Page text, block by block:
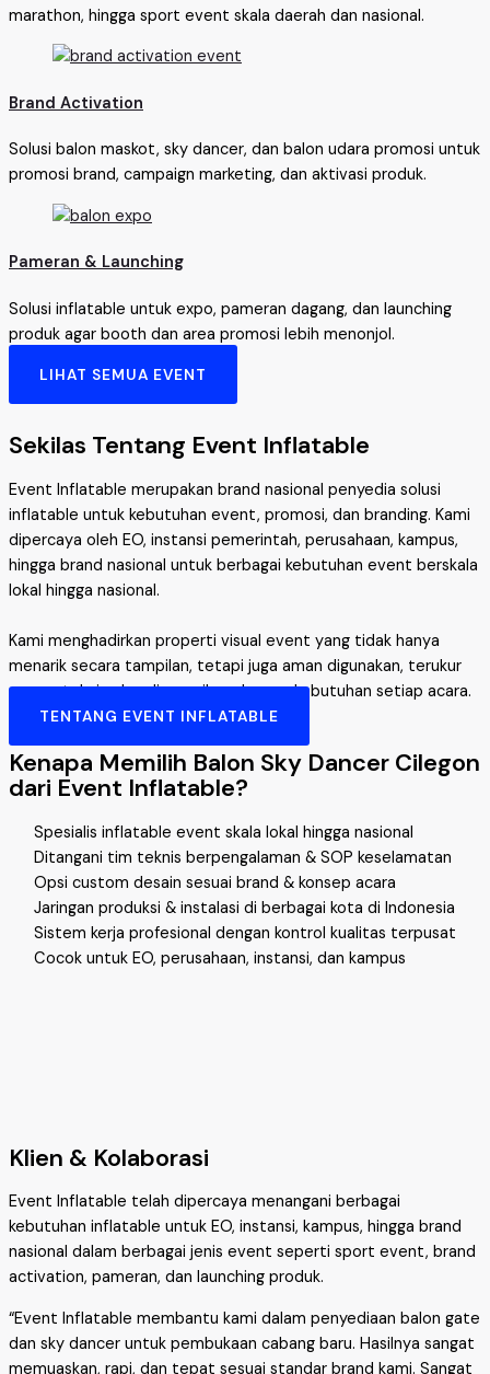
marathon, hingga sport event skala daerah dan nasional.
Brand Activation
Solusi balon maskot, sky dancer, dan balon udara promosi untuk
promosi brand, campaign marketing, dan aktivasi produk.
Pameran & Launching
Solusi inflatable untuk expo, pameran dagang, dan launching
produk agar booth dan area promosi lebih menonjol.
LIHAT SEMUA EVENT
Sekilas Tentang Event Inflatable
Event Inflatable merupakan brand nasional penyedia solusi
inflatable untuk kebutuhan event, promosi, dan branding. Kami
dipercaya oleh EO, instansi pemerintah, perusahaan, kampus,
hingga brand nasional untuk berbagai kebutuhan event berskala
lokal hingga nasional.
Kami menghadirkan properti visual event yang tidak hanya
menarik secara tampilan, tetapi juga aman digunakan, terukur
secara teknis, dan disesuaikan dengan kebutuhan setiap acara.
TENTANG EVENT INFLATABLE
Kenapa Memilih Balon Sky Dancer Cilegon
dari Event Inflatable?
Spesialis inflatable event skala lokal hingga nasional
Ditangani tim teknis berpengalaman & SOP keselamatan
Opsi custom desain sesuai brand & konsep acara
Jaringan produksi & instalasi di berbagai kota di Indonesia
Sistem kerja profesional dengan kontrol kualitas terpusat
Cocok untuk EO, perusahaan, instansi, dan kampus
Klien & Kolaborasi
Event Inflatable telah dipercaya menangani berbagai
kebutuhan inflatable untuk EO, instansi, kampus, hingga brand
nasional dalam berbagai jenis event seperti sport event, brand
activation, pameran, dan launching produk.
“Event Inflatable membantu kami dalam penyediaan balon gate
dan sky dancer untuk pembukaan cabang baru. Hasilnya sangat
memuaskan, rapi, dan tepat sesuai standar brand kami. Sangat